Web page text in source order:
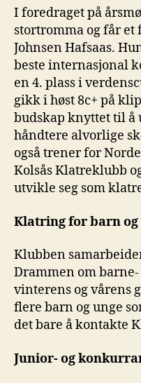
I foredraget på
stortromma og får et
Johnsen Hafsaas.
beste internasjonal
en 4. plass i
gikk i høst 8c+ på
budskap knyttet til å
håndtere alvorlige
også trener for
Kolsås Klatreklubb
utvikle seg som
Klatring for barn og
Klubben
Drammen om
vinterens og vårens
flere barn og unge
det bare å kontakte
Junior- og